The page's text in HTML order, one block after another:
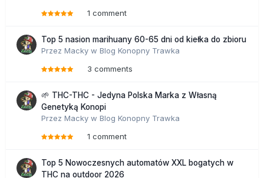
gata'. Wiele odmian miało po kilka nazw, a niektóre odnosiły
Amerykanin J.D. Vertrees, a za nim Anglik Peter Gregory
zabrali się do porządkowania tego nazewnictwa i obecnie
Wszystkie odmiany klonu palmowego podzielono na kilka
grup. Jako kryterium przyjęto rodzaj wcięć między klapami,
a w przypadku grup karłowych - wysokość rośliny.
#Amoenum
do dwóch trzecich blaszki liściowej, np. 'Osakazuki', jedna z
1 comment
Top 5 nasion marihuany 60-65 dni od kiełka do zbioru
Przez Macky w Blog Konopny Trawka
3 comments
🌱 THC-THC - Jedyna Polska Marka z Własną
Genetyką Konopi
Przez Macky w Blog Konopny Trawka
1 comment
Top 5 Nowoczesnych automatów XXL bogatych w
THC na outdoor 2026